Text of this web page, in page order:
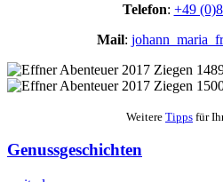
Telefon: +49
Mail:
Weitere Tipps für
Genussgeschichten